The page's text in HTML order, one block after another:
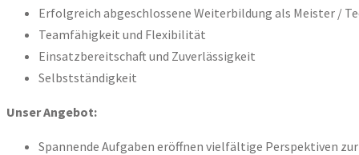
Erfolgreich abgeschlossene Weiterbildung als Meister /
Teamfähigkeit und Flexibilität
Einsatzbereitschaft und Zuverlässigkeit
Selbstständigkeit
Unser Angebot:
Spannende Aufgaben eröffnen vielfältige Perspektiven